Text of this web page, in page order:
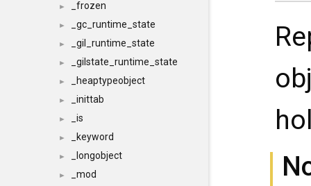
► _frozen
► _gc_runtime_state
► _gil_runtime_state
► _gilstate_runtime_state
► _heaptypeobject
► _inittab
► _is
► _keyword
► _longobject
► _mod